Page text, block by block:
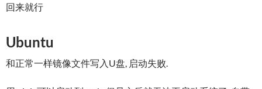
回来就行
Ubuntu
和正常一样镜像文件写入U盘, 启动失败.